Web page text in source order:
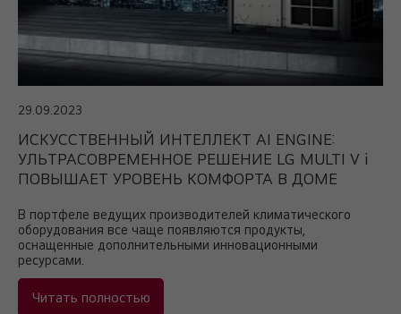
29.09.2023
ИСКУССТВЕННЫЙ ИНТЕЛЛЕКТ AI ENGINE:
УЛЬТРАСОВРЕМЕННОЕ РЕШЕНИЕ LG MULTI V i
ПОВЫШАЕТ УРОВЕНЬ КОМФОРТА В ДОМЕ
В портфеле ведущих производителей климатического
оборудования все чаще появляются продукты,
оснащенные дополнительными инновационными
ресурсами.
Читать полностью